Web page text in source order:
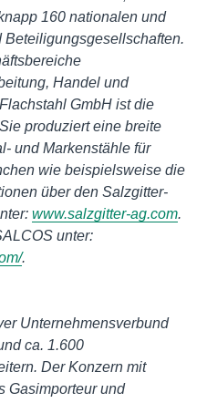
160 nationalen und
Beteiligungsgesellschaften.
Handel und
GmbH ist die
produziert eine breite
und Markenstähle für
wie beispielsweise die
über den Salzgitter-
www.salzgitter-ag.com.
unter:
.
Unternehmensverbund
ca. 1.600
Der Konzern mit
Gasimporteur und